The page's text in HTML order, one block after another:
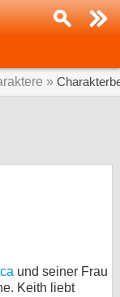
»
und seiner Frau
Keith liebt